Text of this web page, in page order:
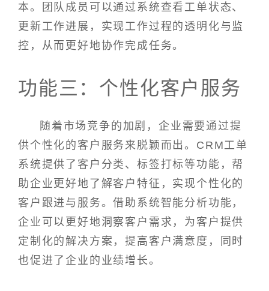
本。团队成员可以通过系统查看工单状态、
更新工作进展，实现工作过程的透明化与监
控，从而更好地协作完成任务。
功能三：个性化客户服务
随着市场竞争的加剧，企业需要通过提
供个性化的客户服务来脱颖而出。CRM工单
系统提供了客户分类、标签打标等功能，帮
助企业更好地了解客户特征，实现个性化的
客户跟进与服务。借助系统智能分析功能，
企业可以更好地洞察客户需求，为客户提供
定制化的解决方案，提高客户满意度，同时
也促进了企业的业绩增长。